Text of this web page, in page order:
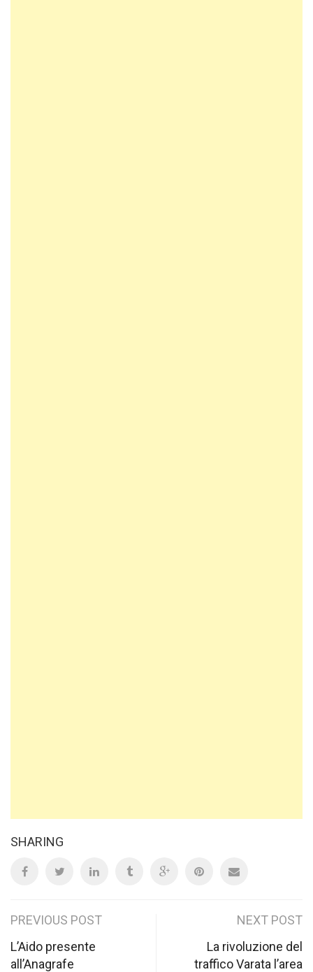
SHARING
Post
navigation
PREVIOUS POST
L’Aido presente
all’Anagrafe
NEXT POST
La rivoluzione del
traffico Varata l’area